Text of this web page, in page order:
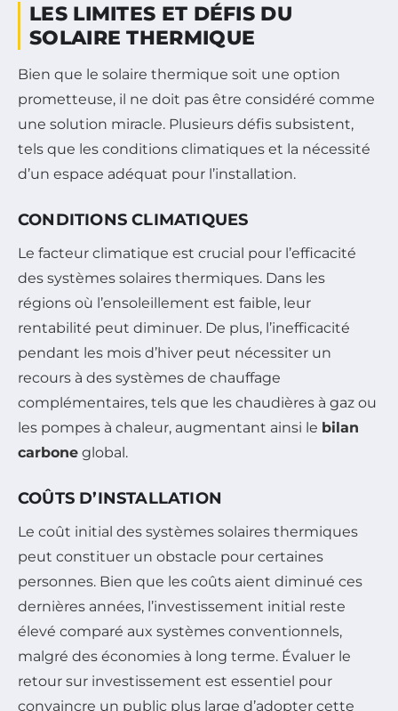
LES LIMITES ET DÉFIS DU
SOLAIRE THERMIQUE
Bien que le solaire thermique soit une option
prometteuse, il ne doit pas être considéré comme
une solution miracle. Plusieurs défis subsistent,
tels que les conditions climatiques et la nécessité
d’un espace adéquat pour l’installation.
CONDITIONS CLIMATIQUES
Le facteur climatique est crucial pour l’efficacité
des systèmes solaires thermiques. Dans les
régions où l’ensoleillement est faible, leur
rentabilité peut diminuer. De plus, l’inefficacité
pendant les mois d’hiver peut nécessiter un
recours à des systèmes de chauffage
complémentaires, tels que les chaudières à gaz ou
les pompes à chaleur, augmentant ainsi le bilan
carbone global.
COÛTS D’INSTALLATION
Le coût initial des systèmes solaires thermiques
peut constituer un obstacle pour certaines
personnes. Bien que les coûts aient diminué ces
dernières années, l’investissement initial reste
élevé comparé aux systèmes conventionnels,
malgré des économies à long terme. Évaluer le
retour sur investissement est essentiel pour
convaincre un public plus large d’adopter cette